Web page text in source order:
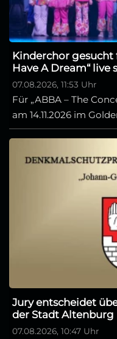
Kinderchor gesucht
Have A Dream“ live
07.08.2026, 11:53 Uhr
Für „ABBA – The
am 14.11.2026 im
Jury entscheidet
der Stadt Altenburg
07.08.2026, 10:47 Uhr